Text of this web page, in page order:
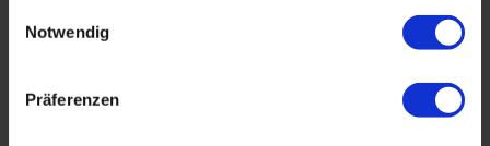
Notwendig
Präferenzen
Kombination mit erneuerbaren Energien im
Produktionsprozess können wir Klimaneutralität von der
den klimaneutralen Werkstoffen handelt es sich um Drop-
in-Lösungen, die in der laufenden Serie ohne qualitative